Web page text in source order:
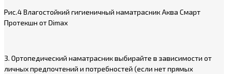
Рис.4 Влагостойкий гигиеничный наматрасник Аква Смарт
Протекшн от Dimax
3. Ортопедический наматрасник выбирайте в зависимости от
личных предпочтений и потребностей (если нет прямых